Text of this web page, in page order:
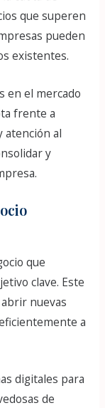
que superen
pueden
existentes.
en el mercado
frente a
atención al
y
que
clave. Este
nuevas
a
digitales para
de